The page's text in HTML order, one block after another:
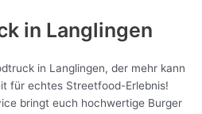
in Langlingen
in Langlingen, der mehr kann
für echtes Streetfood-Erlebnis!
bringt euch hochwertige Burger